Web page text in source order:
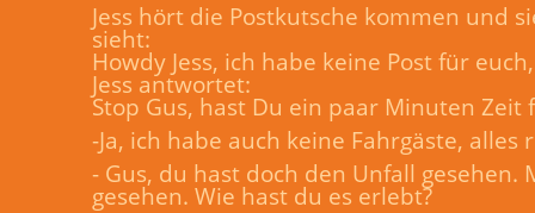
Jess hört die Postkutsche kommen und
sieht:
Howdy Jess, ich habe keine Post für
Jess antwortet:
Stop Gus, hast Du ein paar Minuten
-Ja, ich habe auch keine Fahrgäste, alles
- Gus, du hast doch den Unfall
gesehen. Wie hast du es erlebt?